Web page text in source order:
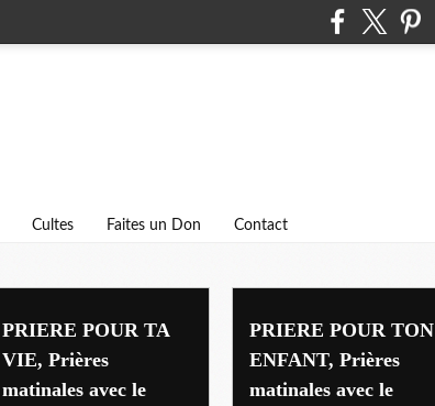
Cultes Faites un Don Contact
PRIERE POUR TA
VIE, Prières
matinales avec le
PRIERE POUR TON
ENFANT, Prières
matinales avec le